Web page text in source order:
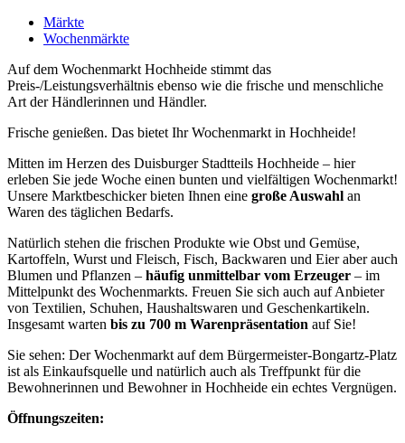
Märkte
Wochenmärkte
Auf dem Wochenmarkt Hochheide stimmt das
Preis-/Leistungsverhältnis ebenso wie die frische und menschliche
Art der Händlerinnen und Händler.
Frische genießen. Das bietet Ihr Wochenmarkt in Hochheide!
Mitten im Herzen des Duisburger Stadtteils Hochheide – hier
erleben Sie jede Woche einen bunten und vielfältigen Wochenmarkt!
Unsere Marktbeschicker bieten Ihnen eine große Auswahl an
Waren des täglichen Bedarfs.
Natürlich stehen die frischen Produkte wie Obst und Gemüse,
Kartoffeln, Wurst und Fleisch, Fisch, Backwaren und Eier aber auch
Blumen und Pflanzen – häufig unmittelbar vom Erzeuger – im
Mittelpunkt des Wochenmarkts. Freuen Sie sich auch auf Anbieter
von Textilien, Schuhen, Haushaltswaren und Geschenkartikeln.
Insgesamt warten bis zu 700 m Warenpräsentation auf Sie!
Sie sehen: Der Wochenmarkt auf dem Bürgermeister-Bongartz-Platz
ist als Einkaufsquelle und natürlich auch als Treffpunkt für die
Bewohnerinnen und Bewohner in Hochheide ein echtes Vergnügen.
Öffnungszeiten: